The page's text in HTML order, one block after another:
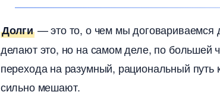
Долги— это то, о чем мы договариваемся
делают это, но на самом деле, по большей
перехода на разумный, рациональный
сильно мешают.